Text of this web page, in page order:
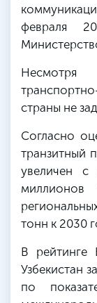
февраля
страны не
Согласно
транзитный
увеличен
тонн к 2030
В рейтинге
Узбекистан
по